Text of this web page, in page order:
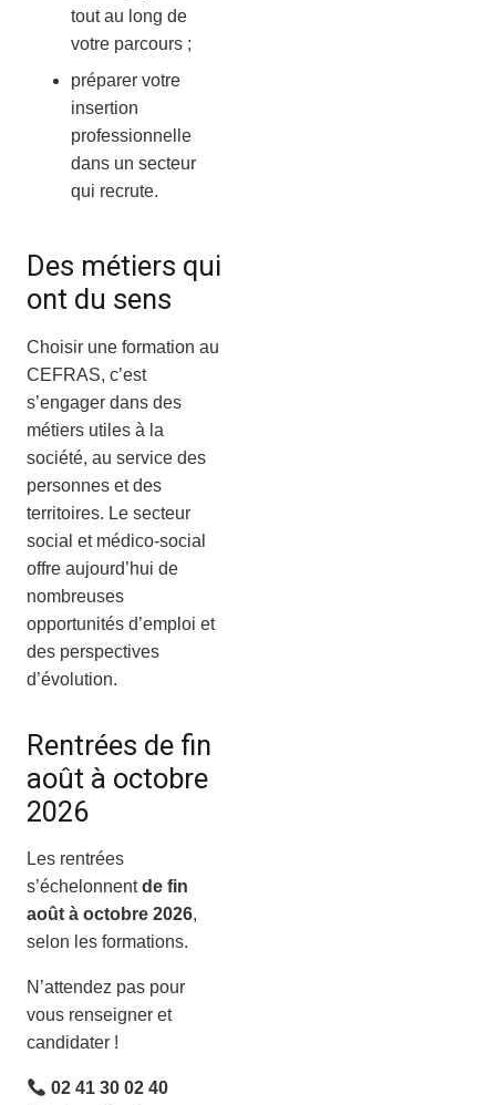
tout au long de
votre parcours ;
préparer votre
insertion
professionnelle
dans un secteur
qui recrute.
Des métiers qui
ont du sens
Choisir une formation au
CEFRAS, c’est
s’engager dans des
métiers utiles à la
société, au service des
personnes et des
territoires. Le secteur
social et médico-social
offre aujourd’hui de
nombreuses
opportunités d’emploi et
des perspectives
d’évolution.
Rentrées de fin
août à octobre
2026
Les rentrées
s’échelonnentde fin
août à octobre 2026,
selon les formations.
N’attendez pas pour
vous renseigner et
candidater !
02 41 30 02 40